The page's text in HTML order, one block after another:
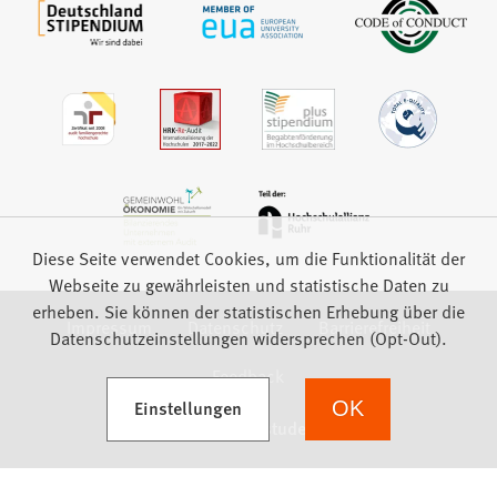
Impressum Datenschutz
Barrierefreiheit
Feedback
Diese Seite verwendet Cookies, um die Funktionalität der
Webseite zu gewährleisten und statistische Daten zu
erheben. Sie können der statistischen Erhebung über die
Datenschutzeinstellungen widersprechen (Opt-Out).
Einstellungen
(Öffnet in einem neuen Tab) OK